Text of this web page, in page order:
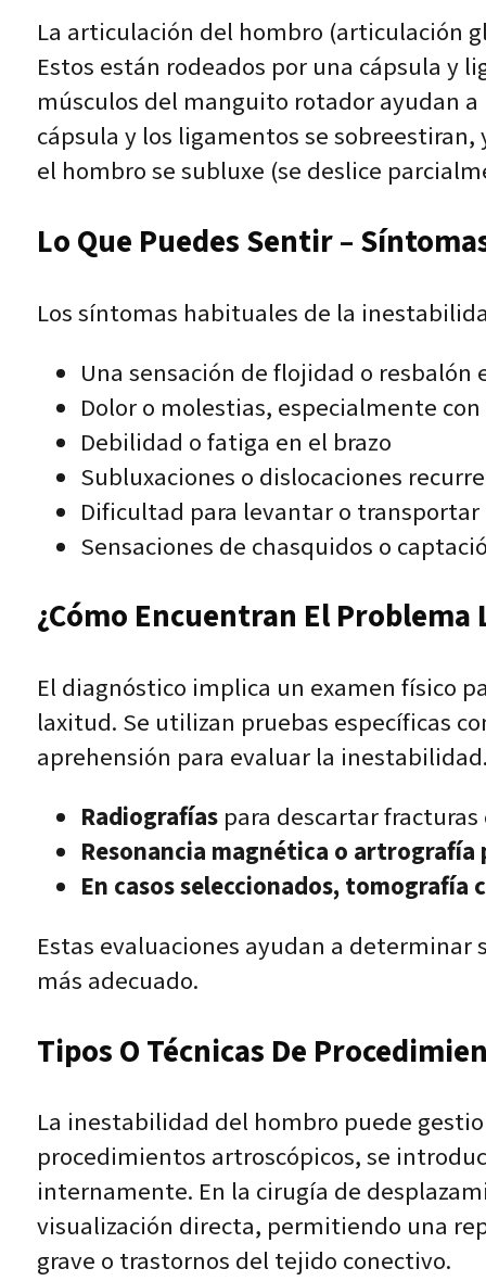
La articulación del hombro (articulación
Estos están rodeados por una cápsula
músculos del manguito rotador ayudan
cápsula y los ligamentos se
el hombro se subluxe (se deslice
Lo Que Puedes Sentir –
Los síntomas habituales de la
Una sensación de flojidad o
Dolor o molestias, especialmente
Debilidad o fatiga en el brazo
Subluxaciones o dislocaciones
Dificultad para levantar o
Sensaciones de chasquidos o
¿Cómo Encuentran El Problema
El diagnóstico implica un examen físico
laxitud. Se utilizan pruebas específicas
aprehensión para evaluar la
Radiografíaspara descartar fracturas
Resonancia magnética o artrografía
En casos seleccionados, tomografía
Estas evaluaciones ayudan a
más adecuado.
Tipos O Técnicas De
La inestabilidad del hombro puede
procedimientos artroscópicos, se
internamente. En la cirugía de
visualización directa, permitiendo una
grave o trastornos del tejido conectivo.